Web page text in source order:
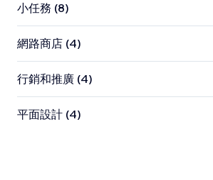
小任務 (8)
網路商店 (4)
行銷和推廣 (4)
平面設計 (4)